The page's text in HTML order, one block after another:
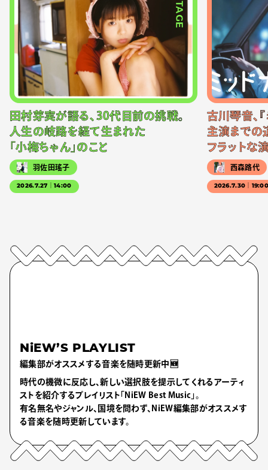
田村芽実が語る、30代目前の挑戦。
人生の岐路を経て生まれた
「小梅ちゃん」のこと
羽佐田瑤子
2026.7.27｜14:00
古川琴音、
主演までの
フラットな
西森路代
2026.7.30｜
NiEW’S PLAYLIST
編集部がオススメする音楽を随時更新中🆕
時代の機微に反応し、新しい選択肢を提示してくれるアーティ
ストを紹介するプレイリスト「NiEW Best Music」。
有名無名やジャンル、国境を問わず、NiEW編集部がオススメす
る音楽を随時更新しています。